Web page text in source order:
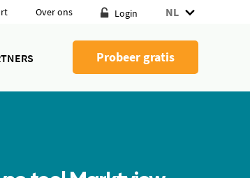
Over ons Login NL
Probeer gratis